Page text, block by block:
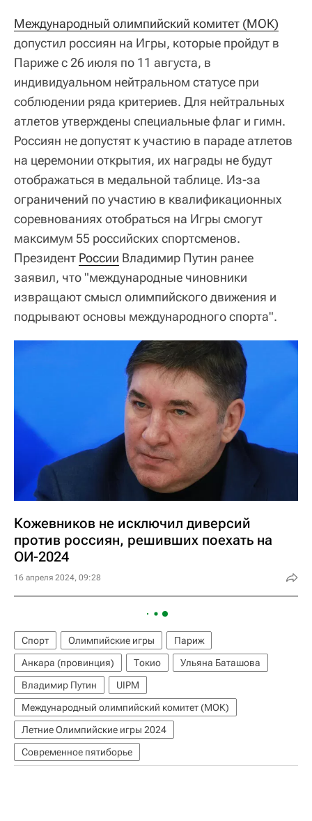
Международный олимпийский комитет (МОК)
допустил россиян на Игры, которые пройдут в
Париже с 26 июля по 11 августа, в
индивидуальном нейтральном статусе при
соблюдении ряда критериев. Для нейтральных
атлетов утверждены специальные флаг и гимн.
Россиян не допустят к участию в параде атлетов
на церемонии открытия, их награды не будут
отображаться в медальной таблице. Из-за
ограничений по участию в квалификационных
соревнованиях отобраться на Игры смогут
максимум 55 российских спортсменов.
Президент России Владимир Путин ранее
заявил, что "международные чиновники
извращают смысл олимпийского движения и
подрывают основы международного спорта".
Кожевников не исключил диверсий
против россиян, решивших поехать на
ОИ-2024
16 апреля 2024, 09:28
Спорт Олимпийские игры
Париж
Анкара (провинция)
Токио
Ульяна Баташова
Владимир Путин
UIPM
Международный олимпийский комитет (МОК)
Летние Олимпийские игры 2024
Современное пятиборье